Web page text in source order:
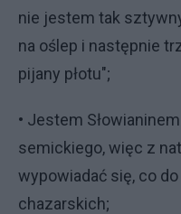
nie jestem tak
na oślep i następnie
pijany płotu";
• Jestem
semickiego, więc z
wypowiadać się, co
chazarskich;